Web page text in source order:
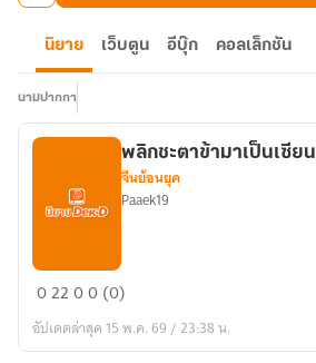
นิยาย เว็บตูน อีบุ๊ก คอลเล็กชัน
นามปากกา
พลิก
ข้า
พลิกชะตาข้ามาเป็นเซียน
จีนย้อนยุค
Paaek19
02200 (0)
อัปเดตล่าสุด 15 พ.ค. 69 / 23:38 น.